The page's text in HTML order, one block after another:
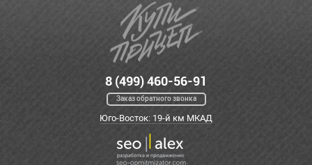
8 (499) 460-56-91
Заказ обратного звонка
Юго-Восток: 19-й км МКАД